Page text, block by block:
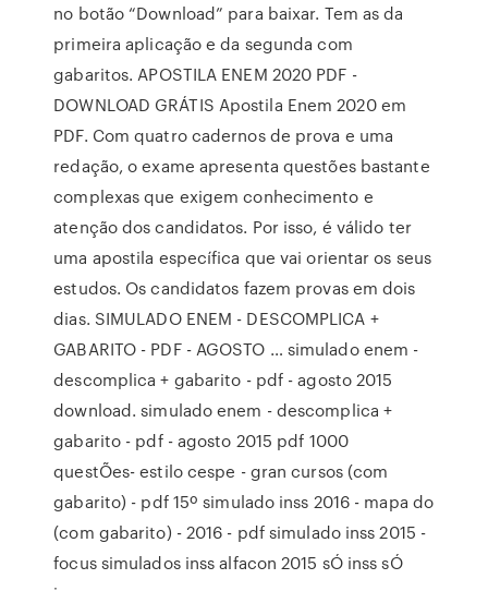
no botão “Download” para baixar. Tem as da
primeira aplicação e da segunda com
gabaritos. APOSTILA ENEM 2020 PDF -
DOWNLOAD GRÁTIS Apostila Enem 2020 em
PDF. Com quatro cadernos de prova e uma
redação, o exame apresenta questões bastante
complexas que exigem conhecimento e
atenção dos candidatos. Por isso, é válido ter
uma apostila específica que vai orientar os seus
estudos. Os candidatos fazem provas em dois
dias. SIMULADO ENEM - DESCOMPLICA +
GABARITO - PDF - AGOSTO … simulado enem -
descomplica + gabarito - pdf - agosto 2015
download. simulado enem - descomplica +
gabarito - pdf - agosto 2015 pdf 1000
questÕes- estilo cespe - gran cursos (com
gabarito) - pdf 15º simulado inss 2016 - mapa do
(com gabarito) - 2016 - pdf simulado inss 2015 -
focus simulados inss alfacon 2015 sÓ inss sÓ